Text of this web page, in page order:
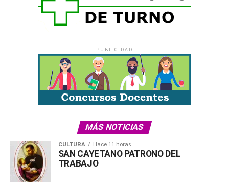
PUBLICIDAD
MÁS NOTICIAS
CULTURA Hace 11 horas
SAN CAYETANO PATRONO DEL
TRABAJO